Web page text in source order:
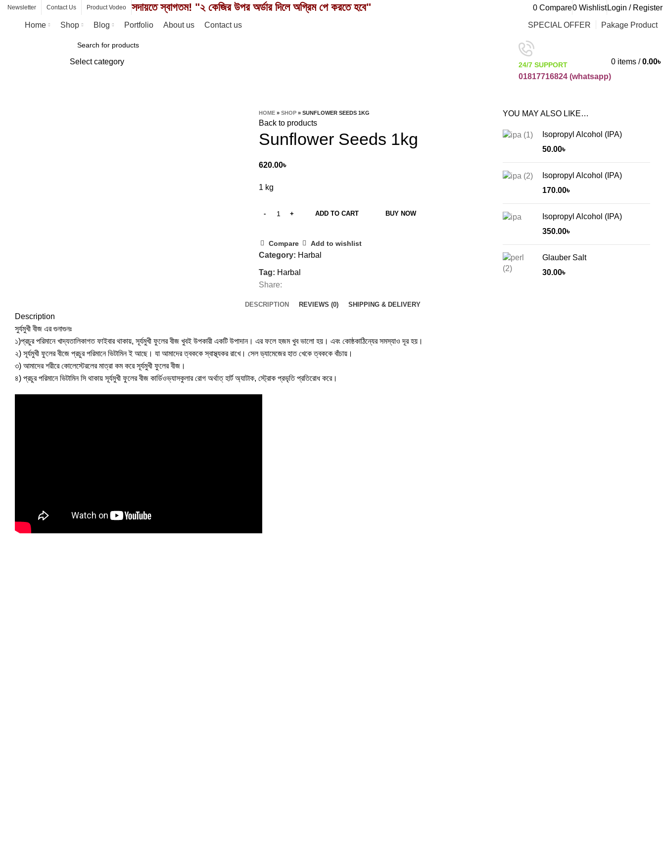
Newsletter Contact Us Product Vodeo সদায়তে স্বাগতম! "২ কেজির উপর অর্ডার দিলে অগ্রিম পে করতে হবে" 0 Compare0 Wishlist Login / Register
Home Shop Blog Portfolio About us Contact us SPECIAL OFFER Pakage Product
Select category 24/7 SUPPORT
01817716824 (whatsapp)
0 items / 0.00৳
HOME» SHOP» SUNFLOWER SEEDS 1KG
Back to products
Sunflower Seeds 1kg
620.00৳
1 kg
ADD TO CART BUY NOW
Compare Add to wishlist
Category: Harbal
Tag: Harbal
Share:
YOU MAY ALSO LIKE…
Isopropyl Alcohol (IPA)
50.00৳
Isopropyl Alcohol (IPA)
170.00৳
Isopropyl Alcohol (IPA)
350.00৳
Glauber Salt
30.00৳
DESCRIPTION REVIEWS (0) SHIPPING & DELIVERY
Description
সুর্যমুখী বীজ এর গুনাগুনঃ
১)প্রচুর পরিমানে খাদ্যতালিকাগত ফাইবার থাকায়, সূর্যমুখী ফুলের বীজ খুবই উপকারী একটি উপাদান। এর ফলে হজম খুব ভালো হয়। এবং কোষ্ঠকাঠিন্যের সমস্যাও দূর হয়।
২) সূর্যমুখী ফুলের বীজে প্রচুর পরিমানে ভিটামিন ই আছে। যা আমাদের ত্বককে স্বাস্থ্যকর রাখে। সেল ড্যামেজের হাত খেকে ত্বককে বাঁচায়।
৩) আমাদের শরীরে কোলেস্টেরলের মাত্রা কম করে সূর্যমুখী ফুলের বীজ।
৪) প্রচুর পরিমানে ভিটামিন সি থাকায় সূর্যমুখী ফুলের বীজ কার্ডিওভ্যাসকুলার রোগ অর্থাত্‌ হার্ট অ্যাটাক, স্ট্রোক প্রভৃতি প্রতিরোধ করে।